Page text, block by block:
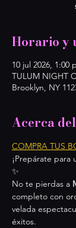
Horario y
10 jul 2026, 1:00
TULUM NIGHT
Brooklyn, NY
Acerca
COMPRA TUS
¡Prepárate
✨
No te pierdas a
completo con
velada
éxitos.